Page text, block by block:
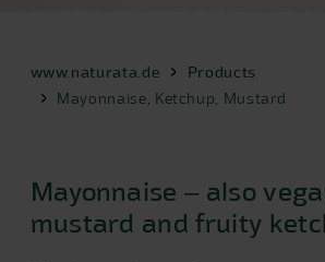
www.naturata.de
Products
Mayonnaise, Ketchup, Mustard
Mayonnaise ‒ also
mustard and fruity